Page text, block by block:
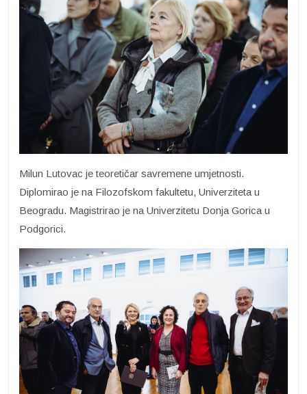
Milun Lutovac je teoretičar savremene umjetnosti.
Diplomirao je na Filozofskom fakultetu, Univerziteta u
Beogradu. Magistrirao je na Univerzitetu Donja Gorica u
Podgorici.